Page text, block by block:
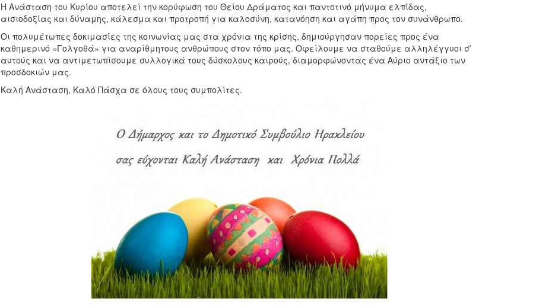
Η Ανάσταση του Κυρίου αποτελεί την κορύφωση του Θείου Δράματος και παντοτινό μήνυμα ελπίδας,
αισιοδοξίας και δύναμης, κάλεσμα και προτροπή για καλοσύνη, κατανόηση και αγάπη προς τον συνάνθρωπο.
Οι πολυμέτωπες δοκιμασίες της κοινωνίας μας στα χρόνια της κρίσης, δημιούργησαν πορείες προς ένα
καθημερινό «Γολγοθά» για αναρίθμητους ανθρώπους στον τόπο μας. Οφείλουμε να σταθούμε αλληλέγγυοι σ’
αυτούς και να αντιμετωπίσουμε συλλογικά τους δύσκολους καιρούς, διαμορφώνοντας ένα Αύριο αντάξιο των
προσδοκιών μας.
Καλή Ανάσταση, Καλό Πάσχα σε όλους τους συμπολίτες.